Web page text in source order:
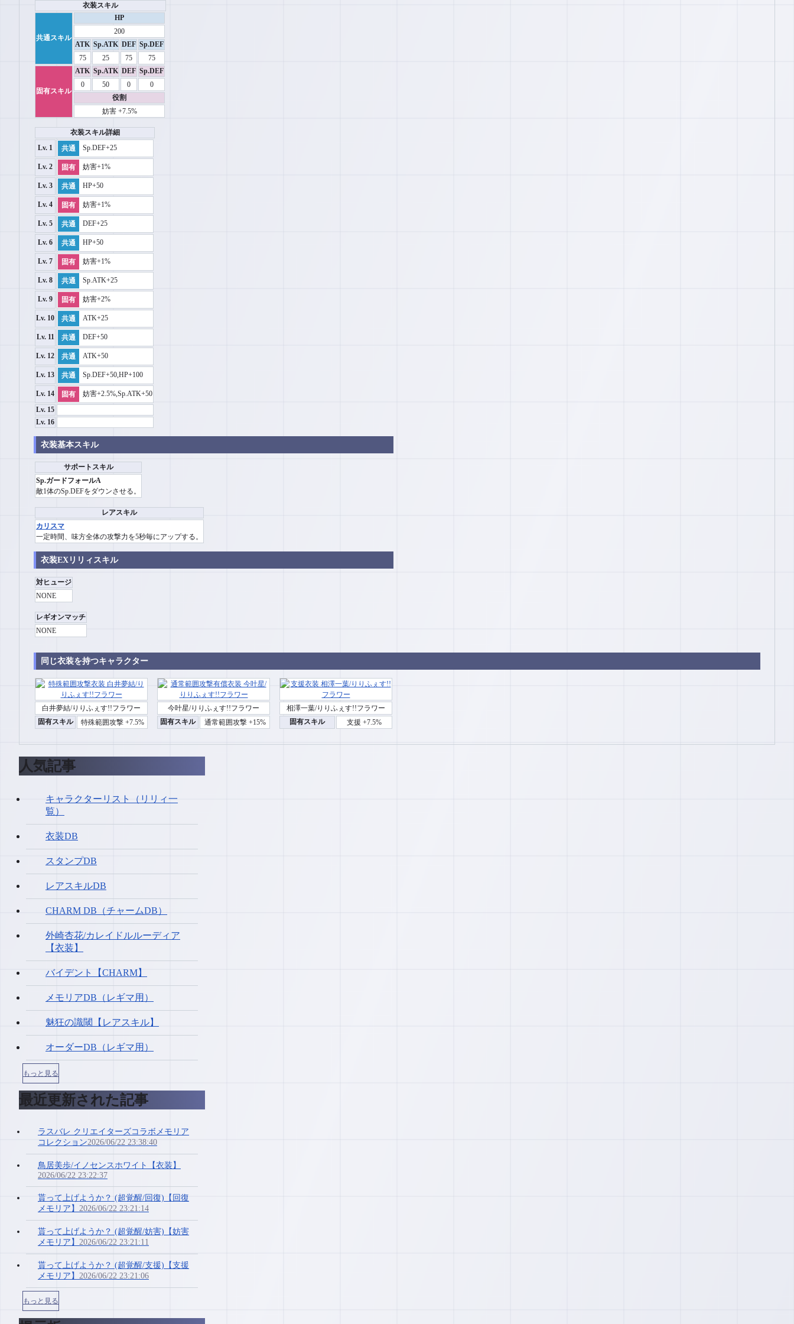
衣装スキル
共通スキル
HP
200
ATK Sp.ATK DEF Sp.DEF
75
25 75 75
固有スキル
ATK Sp.ATK DEF Sp.DEF
0
50 0
0
役割
妨害 +7.5%
衣装スキル詳細
Lv. 1
共通 Sp.DEF+25
Lv. 2 固有 妨害+1%
Lv. 3 共通 HP+50
Lv. 4 固有 妨害+1%
Lv. 5 共通 DEF+25
Lv. 6 共通 HP+50
Lv. 7 固有 妨害+1%
Lv. 8 共通 Sp.ATK+25
Lv. 9 固有 妨害+2%
Lv. 10 共通 ATK+25
Lv. 11 共通 DEF+50
Lv. 12 共通 ATK+50
Lv. 13 共通 Sp.DEF+50,HP+100
Lv. 14 固有
妨害+2.5%,Sp.ATK+50
Lv. 15
Lv. 16
衣装基本スキル
サポートスキル
Sp.ガードフォールA
敵1体のSp.DEFをダウンさせる。
レアスキル
カリスマ
一定時間、味方全体の攻撃力を5秒毎にアップする。
衣装EXリリィスキル
対ヒュージ
NONE
レギオンマッチ
NONE
同じ衣装を持つキャラクター
白井夢結/りりふぇす!!フラワー
固有スキル
特殊範囲攻撃 +7.5%
今叶星/りりふぇす!!フラワー
固有スキル
通常範囲攻撃 +15%
相澤一葉/りりふぇす!!フラワー
固有スキル
支援 +7.5%
人気記事
キャラクターリスト（リリィ一
覧）
衣装DB
スタンプDB
レアスキルDB
CHARM DB（チャームDB）
外崎杏花/カレイドルルーディア
【衣装】
バイデント【CHARM】
メモリアDB（レギマ用）
魅狂の識閾【レアスキル】
オーダーDB（レギマ用）
もっと見る
最近更新された記事
ラスバレ クリエイターズコラボメモリア
コレクション2026/06/22 23:38:40
鳥居美歩/イノセンスホワイト【衣装】
2026/06/22 23:22:37
貰って上げようか？ (超覚醒/回復)【回復
メモリア】 2026/06/22 23:21:14
貰って上げようか？ (超覚醒/妨害)【妨害
メモリア】 2026/06/22 23:21:11
貰って上げようか？ (超覚醒/支援)【支援
メモリア】 2026/06/22 23:21:06
もっと見る